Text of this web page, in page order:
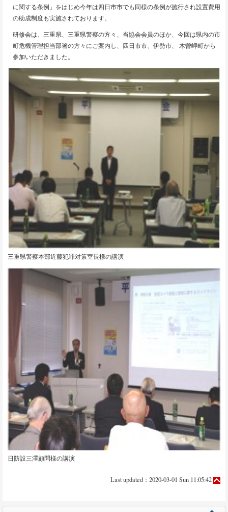
に関する条例」をはじめ今年は四日市市でも同様の条例が施行され設置費用
の助成制度も実施されております。
研修会は、三重県、三重県警察の方々、当協会会員のほか、今回は県内の市
町危機管理担当部署の方々にご案内し、四日市市、伊勢市、 木曽岬町から
参加いただきました。
三重県警察本部近藤犯罪対策室長様の講演
日防設三澤顧問様の講演
Last updated：2020-03-01 Sun 11:05:42